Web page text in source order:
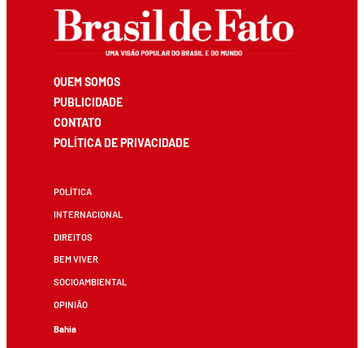
QUEM SOMOS
PUBLICIDADE
CONTATO
POLÍTICA DE PRIVACIDADE
POLÍTICA
INTERNACIONAL
DIREITOS
BEM VIVER
SOCIOAMBIENTAL
OPINIÃO
Bahia